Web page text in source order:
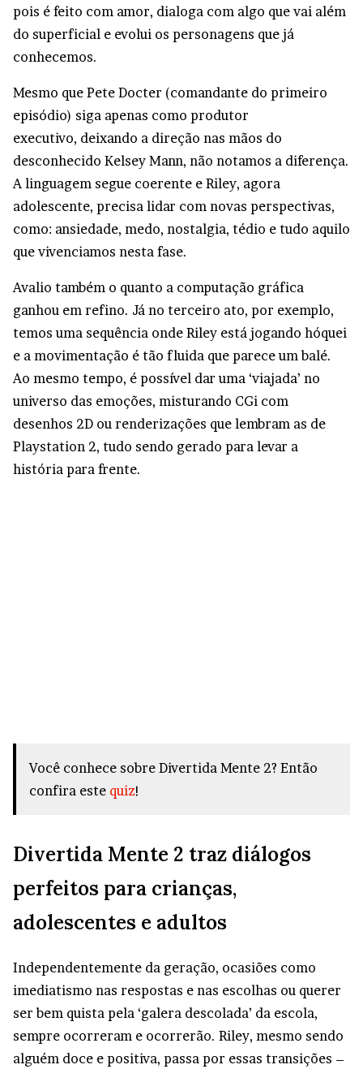
pois é feito com amor, dialoga com algo que vai além
do superficial e evolui os personagens que já
conhecemos.
Mesmo que Pete Docter (comandante do primeiro
episódio) siga apenas como produtor
executivo, deixando a direção nas mãos do
desconhecido Kelsey Mann, não notamos a diferença.
A linguagem segue coerente e Riley, agora
adolescente, precisa lidar com novas perspectivas,
como: ansiedade, medo, nostalgia, tédio e tudo aquilo
que vivenciamos nesta fase.
Avalio também o quanto a computação gráfica
ganhou em refino. Já no terceiro ato, por exemplo,
temos uma sequência onde Riley está jogando hóquei
e a movimentação é tão fluida que parece um balé.
Ao mesmo tempo, é possível dar uma ‘viajada’ no
universo das emoções, misturando CGi com
desenhos 2D ou renderizações que lembram as de
Playstation 2, tudo sendo gerado para levar a
história para frente.
Você conhece sobre Divertida Mente 2? Então
confira este quiz!
Divertida Mente 2 traz diálogos
perfeitos para crianças,
adolescentes e adultos
Independentemente da geração, ocasiões como
imediatismo nas respostas e nas escolhas ou querer
ser bem quista pela ‘galera descolada’ da escola,
sempre ocorreram e ocorrerão. Riley, mesmo sendo
alguém doce e positiva, passa por essas transições –